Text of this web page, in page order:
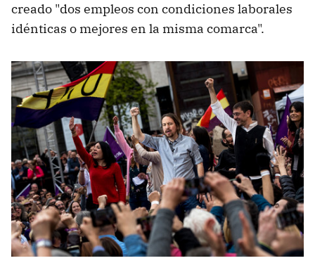
creado "dos empleos con condiciones laborales
idénticas o mejores en la misma comarca".